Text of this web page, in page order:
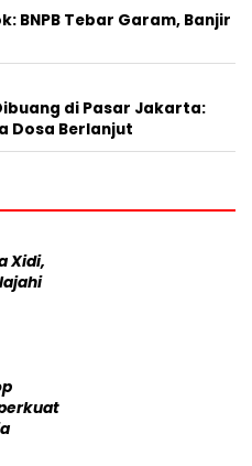
BNPB Tebar Garam, Banjir
di Pasar Jakarta:
Dosa Berlanjut
Xidi,